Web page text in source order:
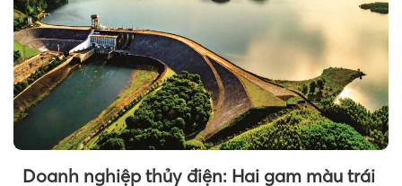
Doanh nghiệp thủy điện: Hai gam màu trái